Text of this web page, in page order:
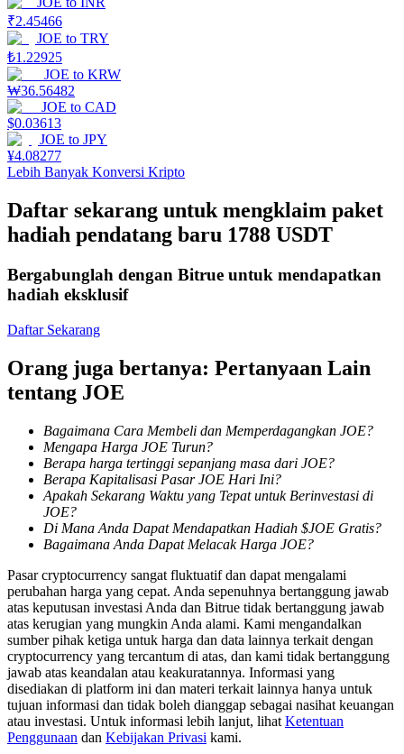
Pengembalian tinggi & akses instan
Staking fleksibel untuk mendapatkan token populer
Penguncian BTR
Investasi eksklusif untuk pemegang BTR
Pinjaman
Layanan pinjaman yang didukung Crypto
₹2.45466
JOE to TRY
₺1.22925
JOE to KRW
₩36.56482
JOE to CAD
$0.03613
JOE to JPY
¥4.08277
Lebih Banyak Konversi Kripto
Daftar sekarang untuk mengklaim paket
hadiah pendatang baru 1788 USDT
Bergabunglah dengan Bitrue untuk mendapatkan
hadiah eksklusif
Daftar Sekarang
Orang juga bertanya: Pertanyaan Lain
tentang JOE
Bagaimana Cara Membeli dan Memperdagangkan JOE?
Mengapa Harga JOE Turun?
Berapa harga tertinggi sepanjang masa dari JOE?
Berapa Kapitalisasi Pasar JOE Hari Ini?
Apakah Sekarang Waktu yang Tepat untuk Berinvestasi di
JOE?
Di Mana Anda Dapat Mendapatkan Hadiah $JOE Gratis?
Bagaimana Anda Dapat Melacak Harga JOE?
Pasar cryptocurrency sangat fluktuatif dan dapat mengalami
perubahan harga yang cepat. Anda sepenuhnya bertanggung jawab
atas keputusan investasi Anda dan Bitrue tidak bertanggung jawab
atas kerugian yang mungkin Anda alami. Kami mengandalkan
sumber pihak ketiga untuk harga dan data lainnya terkait dengan
cryptocurrency yang tercantum di atas, dan kami tidak bertanggung
jawab atas keandalan atau keakuratannya. Informasi yang
disediakan di platform ini dan materi terkait lainnya hanya untuk
tujuan informasi dan tidak boleh dianggap sebagai nasihat keuangan
atau investasi. Untuk informasi lebih lanjut, lihat Ketentuan
Penggunaan dan Kebijakan Privasi kami.